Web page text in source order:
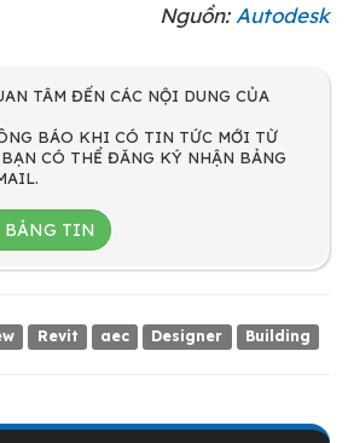
Nguồn: Autodesk
TÂM ĐẾN CÁC NỘI DUNG CỦA
BÁO KHI CÓ TIN TỨC MỚI TỪ
CÓ THỂ ĐĂNG KÝ NHẬN BẢNG
TIN
Revit aec Designer Building